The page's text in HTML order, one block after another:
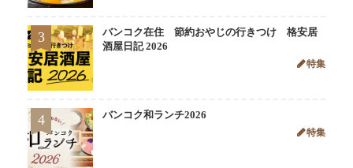
3
バンコク在住 節約おやじの行きつけ 格安居
酒屋日記 2026
特集
4 バンコク和ランチ2026
特集